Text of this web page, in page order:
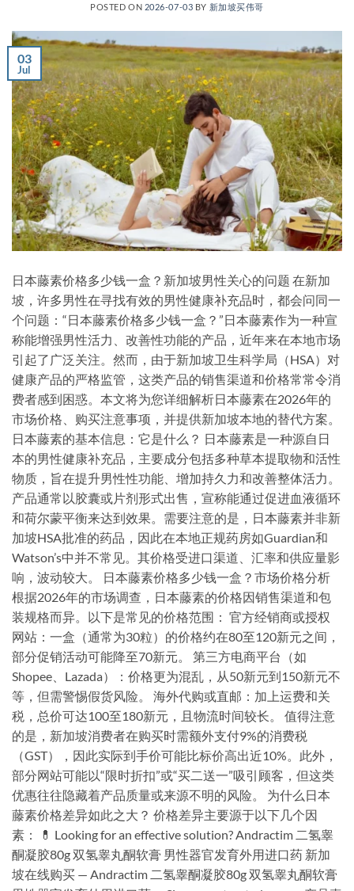
POSTED ON 2026-07-03 BY 新加坡买伟哥
03
Jul
日本藤素价格多少钱一盒？新加坡男性关心的问题 在新加
坡，许多男性在寻找有效的男性健康补充品时，都会问同一
个问题：“日本藤素价格多少钱一盒？”日本藤素作为一种宣
称能增强男性活力、改善性功能的产品，近年来在本地市场
引起了广泛关注。然而，由于新加坡卫生科学局（HSA）对
健康产品的严格监管，这类产品的销售渠道和价格常常令消
费者感到困惑。本文将为您详细解析日本藤素在2026年的
市场价格、购买注意事项，并提供新加坡本地的替代方案。
日本藤素的基本信息：它是什么？ 日本藤素是一种源自日
本的男性健康补充品，主要成分包括多种草本提取物和活性
物质，旨在提升男性性功能、增加持久力和改善整体活力。
产品通常以胶囊或片剂形式出售，宣称能通过促进血液循环
和荷尔蒙平衡来达到效果。需要注意的是，日本藤素并非新
加坡HSA批准的药品，因此在本地正规药房如Guardian和
Watson’s中并不常见。其价格受进口渠道、汇率和供应量影
响，波动较大。 日本藤素价格多少钱一盒？市场价格分析
根据2026年的市场调查，日本藤素的价格因销售渠道和包
装规格而异。以下是常见的价格范围： 官方经销商或授权
网站：一盒（通常为30粒）的价格约在80至120新元之间，
部分促销活动可能降至70新元。 第三方电商平台（如
Shopee、Lazada）：价格更为混乱，从50新元到150新元不
等，但需警惕假货风险。 海外代购或直邮：加上运费和关
税，总价可达100至180新元，且物流时间较长。 值得注意
的是，新加坡消费者在购买时需额外支付9%的消费税
（GST），因此实际到手价可能比标价高出近10%。此外，
部分网站可能以“限时折扣”或“买二送一”吸引顾客，但这类
优惠往往隐藏着产品质量或来源不明的风险。 为什么日本
藤素价格差异如此之大？ 价格差异主要源于以下几个因
素： 💊 Looking for an effective solution? Andractim 二氢睾
酮凝胶80g 双氢睾丸酮软膏 男性器官发育外用进口药 新加
坡在线购买 — Andractim 二氢睾酮凝胶80g 双氢睾丸酮软膏